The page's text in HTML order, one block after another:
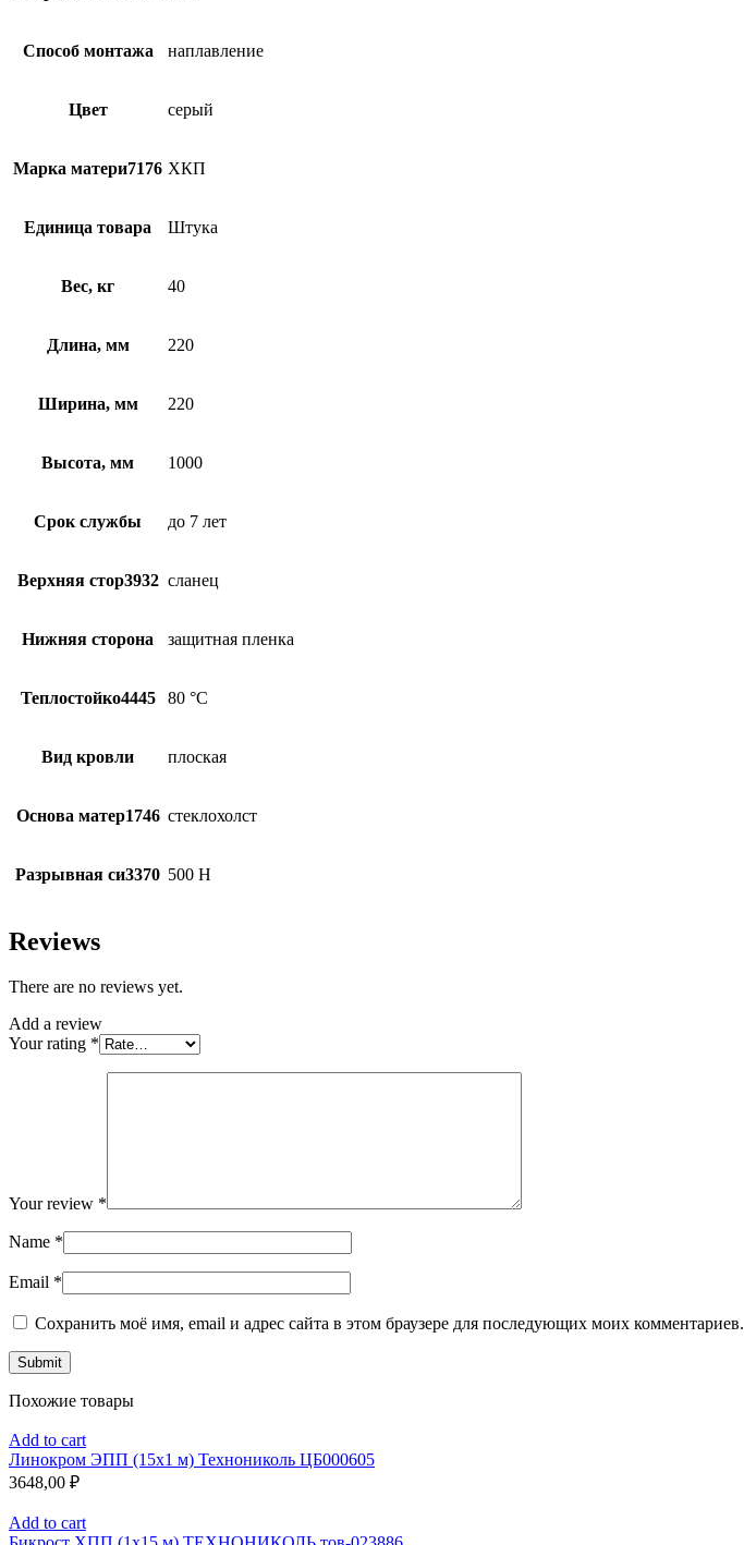
Способ монтажа наплавление
Цвет серый
Марка матери7176 ХКП
Единица товара Штука
Вес, кг 40
Длина, мм 220
Ширина, мм 220
Высота, мм 1000
Срок службы до 7 лет
Верхняя стор3932 сланец
Нижняя сторона защитная пленка
Теплостойко4445 80 °С
Вид кровли плоская
Основа матер1746 стеклохолст
Разрывная си3370 500 Н
Reviews
There are no reviews yet.
Add a review
Your rating *
Your review *
Name *
Email *
Сохранить моё имя, email и адрес сайта в этом браузере для последующих моих комментариев.
Похожие товары
Add to cart
Линокром ЭПП (15х1 м) Технониколь ЦБ000605
3648,00 ₽
Add to cart